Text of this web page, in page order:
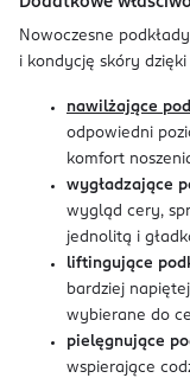
Nowoczesne
i kondycję skóry
nawilżające
odpowiedni
komfort
wygładzające
wygląd cery,
jednolitą i
liftingujące
bardziej
wybierane do
pielęgnujące
wspierające